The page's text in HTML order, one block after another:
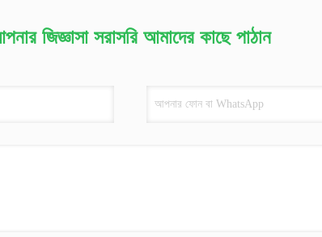
জিজ্ঞাসা সরাসরি আমাদের কাছে পাঠান